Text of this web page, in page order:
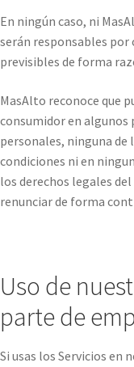
En ningún caso, ni
serán responsables por
previsibles de forma
MasAlto reconoce que
consumidor en algunos
personales, ninguna de
condiciones ni en
los derechos legales
renunciar de forma
Uso de
parte de
Si usas los Servicios en